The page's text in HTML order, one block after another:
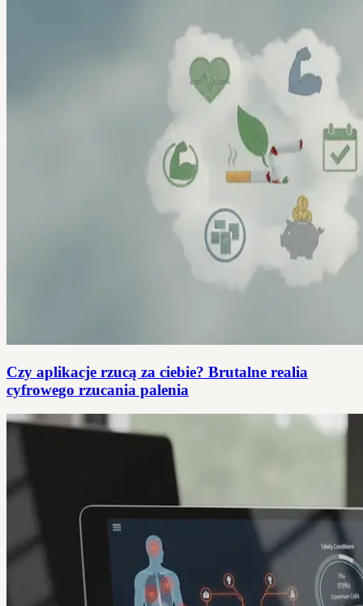
Czy aplikacje rzucą za ciebie? Brutalne realia
cyfrowego rzucania palenia